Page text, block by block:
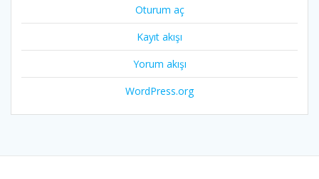
Oturum aç
Kayıt akışı
Yorum akışı
WordPress.org